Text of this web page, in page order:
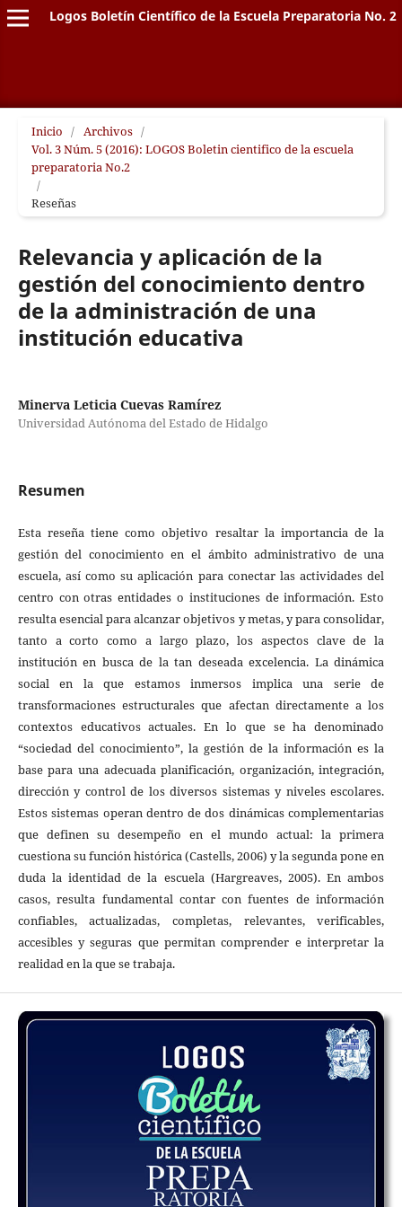
Logos Boletín Científico de la Escuela Preparatoria No. 2
Inicio / Archivos /
Vol. 3 Núm. 5 (2016): LOGOS Boletin cientifico de la escuela
preparatoria No.2
/
Reseñas
Relevancia y aplicación de la
gestión del conocimiento dentro
de la administración de una
institución educativa
Minerva Leticia Cuevas Ramírez
Universidad Autónoma del Estado de Hidalgo
Resumen
Esta reseña tiene como objetivo resaltar la importancia de la
gestión del conocimiento en el ámbito administrativo de una
escuela, así como su aplicación para conectar las actividades del
centro con otras entidades o instituciones de información. Esto
resulta esencial para alcanzar objetivos y metas, y para consolidar,
tanto a corto como a largo plazo, los aspectos clave de la
institución en busca de la tan deseada excelencia. La dinámica
social en la que estamos inmersos implica una serie de
transformaciones estructurales que afectan directamente a los
contextos educativos actuales. En lo que se ha denominado
“sociedad del conocimiento”, la gestión de la información es la
base para una adecuada planificación, organización, integración,
dirección y control de los diversos sistemas y niveles escolares.
Estos sistemas operan dentro de dos dinámicas complementarias
que definen su desempeño en el mundo actual: la primera
cuestiona su función histórica (Castells, 2006) y la segunda pone en
duda la identidad de la escuela (Hargreaves, 2005). En ambos
casos, resulta fundamental contar con fuentes de información
confiables, actualizadas, completas, relevantes, verificables,
accesibles y seguras que permitan comprender e interpretar la
realidad en la que se trabaja.